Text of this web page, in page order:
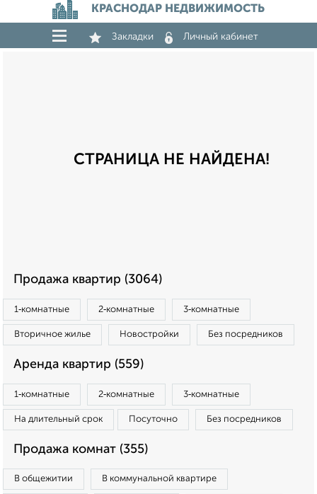
КРАСНОДАР НЕДВИЖИМОСТЬ
Закладки Личный кабинет
СТРАНИЦА НЕ НАЙДЕНА!
Продажа квартир (3064)
1‑комнатные 2‑комнатные 3‑комнатные
Вторичное жилье Новостройки Без посредников
Аренда квартир (559)
1‑комнатные 2‑комнатные 3‑комнатные
На длительный срок Посуточно Без посредников
Продажа комнат (355)
В общежитии В коммунальной квартире